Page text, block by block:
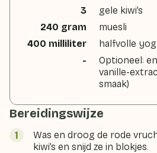
3
gele kiwi’s
240 gram
muesli
400 milliliter
halfvolle
-
Optioneel:
vanille-
smaak)
Bereidingswijze
Was en droog de rode
kiwi’s en snijd ze in blokjes.